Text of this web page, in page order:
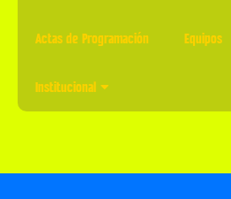
Actas de Programación Equipos
Institucional